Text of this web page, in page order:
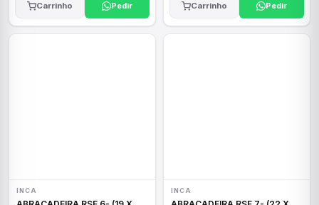
Carrinho Pedir Carrinho Pedir
INCA INCA